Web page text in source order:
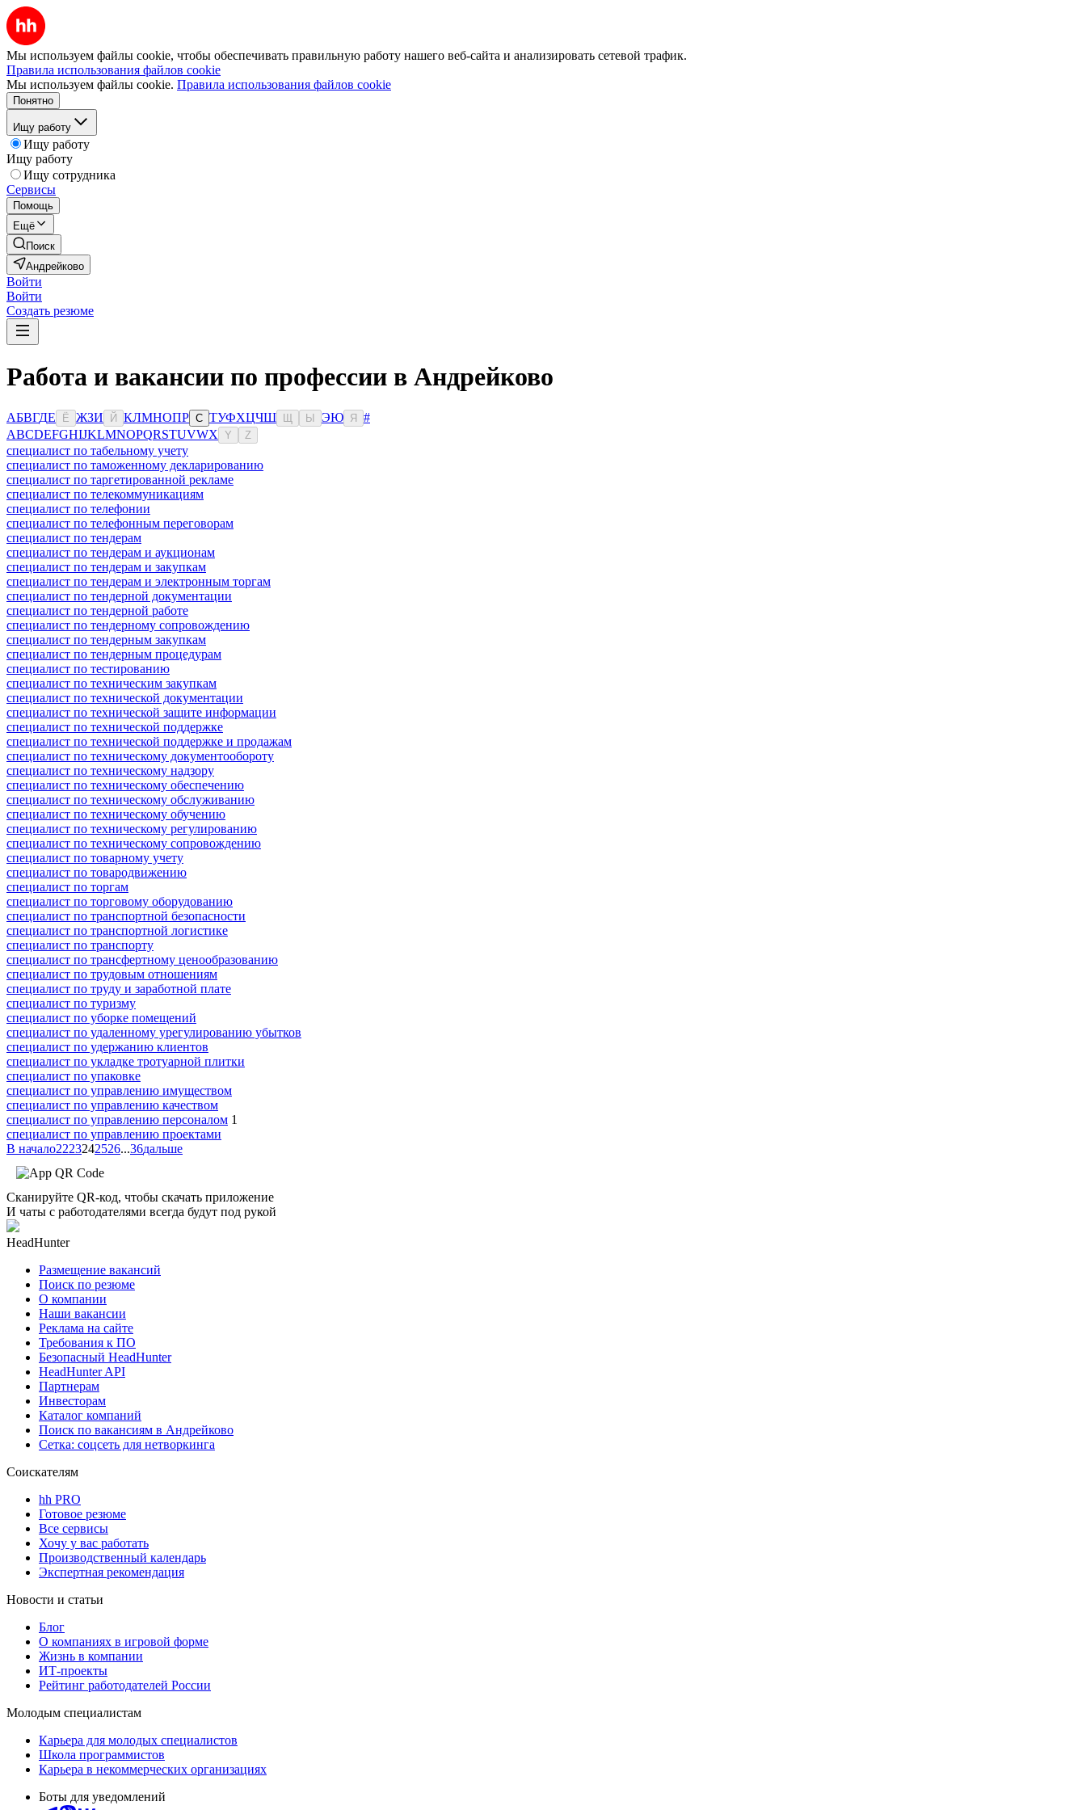
Мы используем файлы cookie, чтобы обеспечивать правильную работу нашего веб-сайта и анализировать сетевой трафик.
Правила использования файлов cookie
Мы используем файлы cookie. Правила использования файлов cookie
Понятно
Ищу работу
Ищу работу
Ищу работу
Ищу сотрудника
Сервисы
Помощь
Ещё
Поиск
Андрейково
Войти
Войти
Создать резюме
Работа и вакансии по профессии в Андрейково
АБВГДЕ Ё ЖЗИ Й КЛМНОПР С ТУФХЦЧШ Ы ЭЮ Я
#
ABCDEFGHIJKLMNOPQRSTUVWX Y Z
специалист по табельному учету
специалист по таможенному декларированию
специалист по таргетированной рекламе
специалист по телекоммуникациям
специалист по телефонии
специалист по телефонным переговорам
специалист по тендерам
специалист по тендерам и аукционам
специалист по тендерам и закупкам
специалист по тендерам и электронным торгам
специалист по тендерной документации
специалист по тендерной работе
специалист по тендерному сопровождению
специалист по тендерным закупкам
специалист по тендерным процедурам
специалист по тестированию
специалист по техническим закупкам
специалист по технической документации
специалист по технической защите информации
специалист по технической поддержке
специалист по технической поддержке и продажам
специалист по техническому документообороту
специалист по техническому надзору
специалист по техническому обеспечению
специалист по техническому обслуживанию
специалист по техническому обучению
специалист по техническому регулированию
специалист по техническому сопровождению
специалист по товарному учету
специалист по товародвижению
специалист по торгам
специалист по торговому оборудованию
специалист по транспортной безопасности
специалист по транспортной логистике
специалист по транспорту
специалист по трансфертному ценообразованию
специалист по трудовым отношениям
специалист по труду и заработной плате
специалист по туризму
специалист по уборке помещений
специалист по удаленному урегулированию убытков
специалист по удержанию клиентов
специалист по укладке тротуарной плитки
специалист по упаковке
специалист по управлению имуществом
специалист по управлению качеством
специалист по управлению персоналом 1
специалист по управлению проектами
В начало2223242526...36дальше
Сканируйте QR-код, чтобы скачать приложение
И чаты с работодателями всегда будут под рукой
HeadHunter
Размещение вакансий
Поиск по резюме
О компании
Наши вакансии
Реклама на сайте
Требования к ПО
Безопасный HeadHunter
HeadHunter API
Партнерам
Инвесторам
Каталог компаний
Поиск по вакансиям в Андрейково
Сетка: соцсеть для нетворкинга
Соискателям
hh PRO
Готовое резюме
Все сервисы
Хочу у вас работать
Производственный календарь
Экспертная рекомендация
Новости и статьи
Блог
О компаниях в игровой форме
Жизнь в компании
ИТ-проекты
Рейтинг работодателей России
Молодым специалистам
Карьера для молодых специалистов
Школа программистов
Карьера в некоммерческих организациях
Боты для уведомлений